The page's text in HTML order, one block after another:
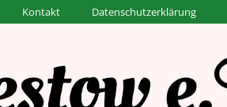
Kontakt Datenschutzerklärung